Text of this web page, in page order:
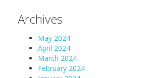
Archives
May 2024
April 2024
March 2024
February 2024